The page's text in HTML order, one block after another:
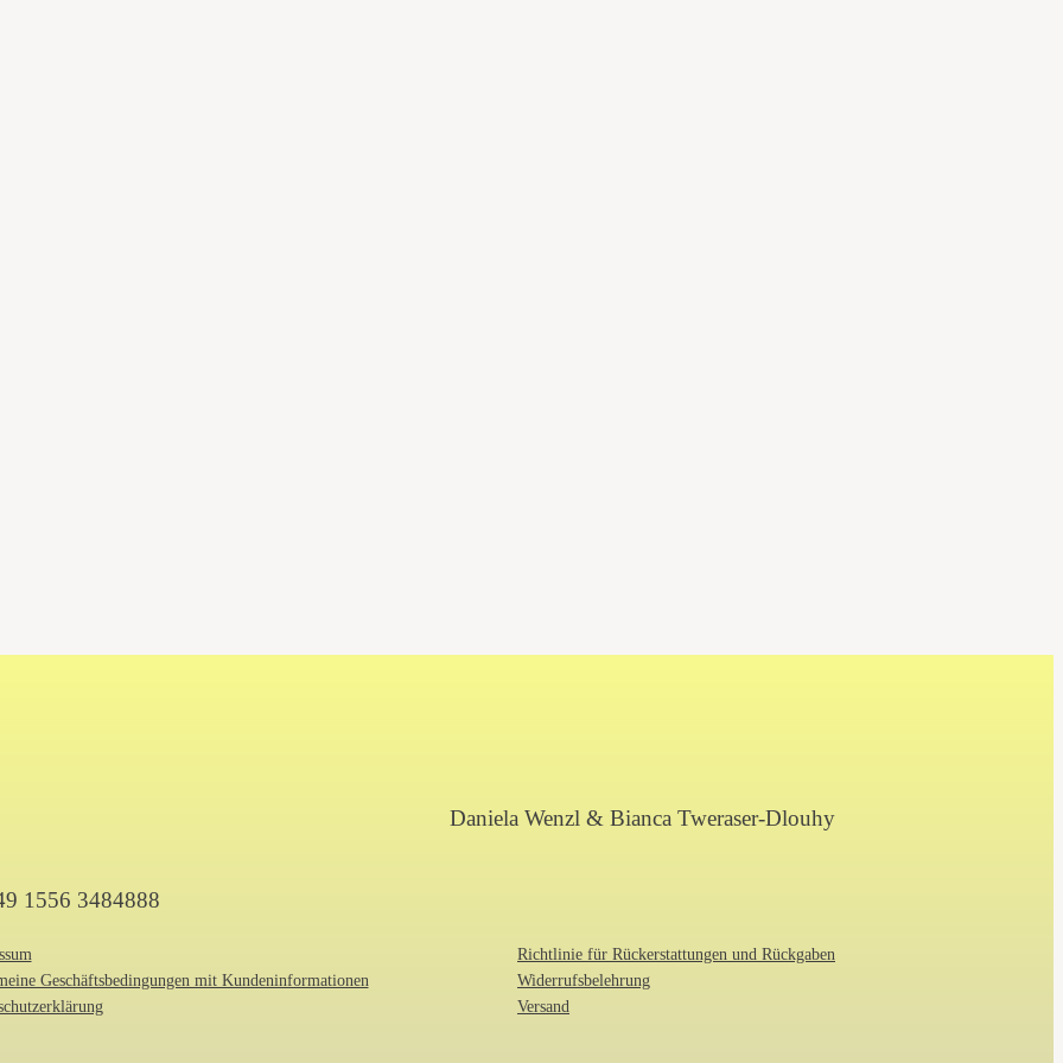
Daniela Wenzl & Bianca Tweraser-Dlouhy
1556 3484888
Geschäftsbedingungen mit Kundeninformationen
Richtlinie für Rückerstattungen und Rückgaben
Widerrufsbelehrung
Versand